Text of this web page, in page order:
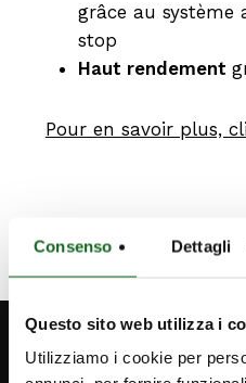
Consenso Dettagli
Questo sito web utilizza i
Utilizziamo i cookie per
grâce au
stop
Haut rendement
Pour en savoir plus,